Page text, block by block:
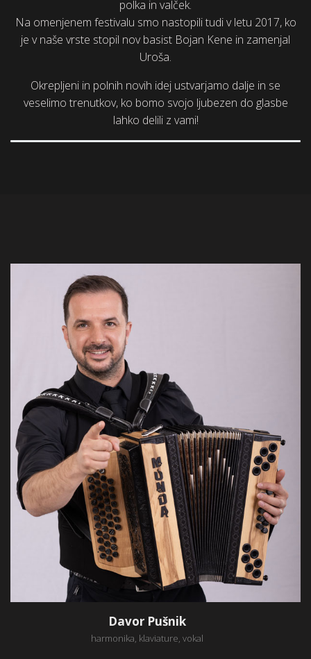
polka in valček.
Na omenjenem festivalu smo nastopili tudi v letu 2017, ko
je v naše vrste stopil nov basist Bojan Kene in zamenjal
Uroša.
Okrepljeni in polnih novih idej ustvarjamo dalje in se
veselimo trenutkov, ko bomo svojo ljubezen do glasbe
lahko delili z vami!
Davor Pušnik
harmonika, klaviature, vokal
Davor Pušnik
harmonika, klaviature, vokal
Teflon while the lovely valley teems with trickling
stream.